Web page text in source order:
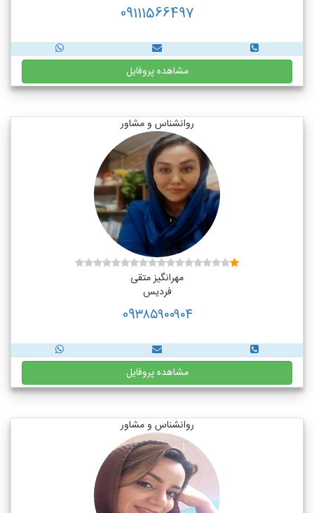
09111566497
مشاهده پروفایل
روانشناس و مشاور
مهرانگیز متقی
فردیس
09۳۸۵۹۰۰۹۰۴
مشاهده پروفایل
روانشناس و مشاور